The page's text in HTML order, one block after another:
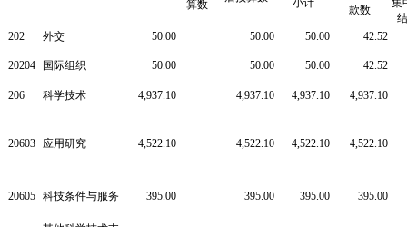
算数
小计
款数
集
202
外交 50.00 50.00 50.00 42.52
20204 国际组织 50.00 50.00 50.00 42.52
206 科学技术 4,937.10 4,937.10 4,937.10 4,937.10
20603 应用研究 4,522.10 4,522.10 4,522.10 4,522.10
20605 科技条件与服务 395.00 395.00 395.00 395.00